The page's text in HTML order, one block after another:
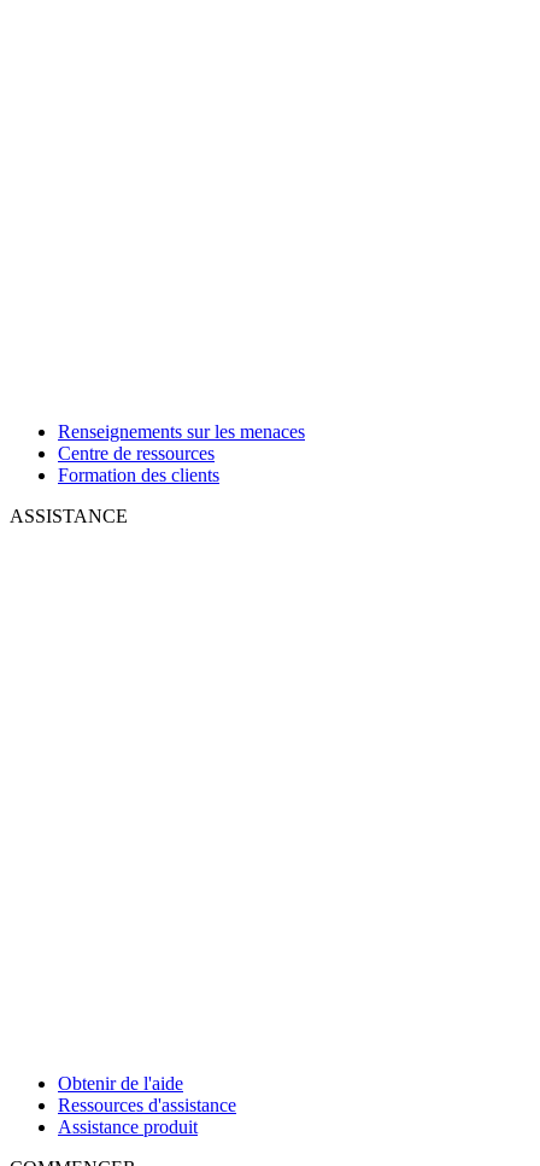
Renseignements sur les menaces
Centre de ressources
Formation des clients
ASSISTANCE
Obtenir de l'aide
Ressources d'assistance
Assistance produit